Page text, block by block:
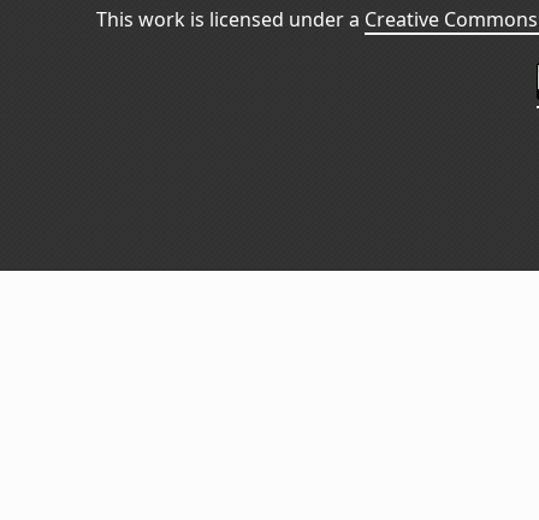
This work is licensed under a Creative